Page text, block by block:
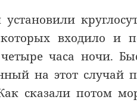
входило и
часа ночи.
на этот случай
сказали потом